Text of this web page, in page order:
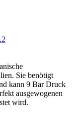
Sie benötigt
kann 9 Bar Druck
ausgewogenen
wird.